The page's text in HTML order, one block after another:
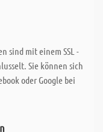
sind mit einem SSL -
Sie können sich
oder Google bei